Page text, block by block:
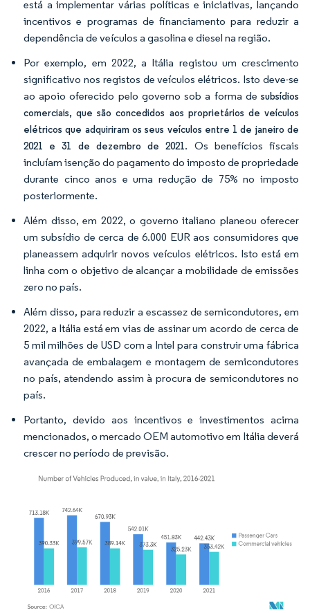
está a implementar várias políticas e iniciativas, lançando
incentivos e programas de financiamento para reduzir a
dependência de veículos a gasolina e diesel na região.
Por exemplo, em 2022, a Itália registou um crescimento
significativo nos registos de veículos elétricos. Isto deve-se
ao apoio oferecido pelo governo sob a forma de subsídios
comerciais, que são concedidos aos proprietários de veículos
elétricos que adquiriram os seus veículos entre 1 de janeiro de
2021 e 31 de dezembro de 2021. Os benefícios fiscais
incluíam isenção do pagamento do imposto de propriedade
durante cinco anos e uma redução de 75% no imposto
posteriormente.
Além disso, em 2022, o governo italiano planeou oferecer
um subsídio de cerca de 6.000 EUR aos consumidores que
planeassem adquirir novos veículos elétricos. Isto está em
linha com o objetivo de alcançar a mobilidade de emissões
zero no país.
Além disso, para reduzir a escassez de semicondutores, em
2022, a Itália está em vias de assinar um acordo de cerca de
5 mil milhões de USD com a Intel para construir uma fábrica
avançada de embalagem e montagem de semicondutores
no país, atendendo assim à procura de semicondutores no
país.
Portanto, devido aos incentivos e investimentos acima
mencionados, o mercado OEM automotivo em Itália deverá
crescer no período de previsão.